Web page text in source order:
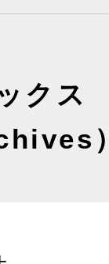
クス